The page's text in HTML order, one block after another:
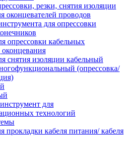
резки, снятия изоляции
оконцевателей проводов
для опрессовки
опрессовки кабельных
снятия изоляции кабельный
(опрессовка/
для
технологий
прокладки кабеля питания/ кабеля